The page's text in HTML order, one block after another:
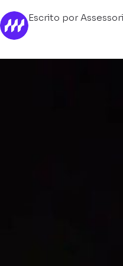
Escrito por